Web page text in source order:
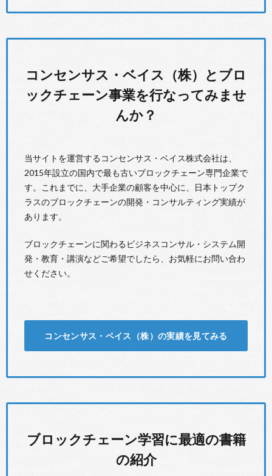
コンセンサス・ベイス（株）とブロ
ックチェーン事業を行なってみませ
んか？
当サイトを運営するコンセンサス・ベイス株式会社は、
2015年設立の国内で最も古いブロックチェーン専門企業で
す。これまでに、大手企業の顧客を中心に、日本トップク
ラスのブロックチェーンの開発・コンサルティング実績が
あります。
ブロックチェーンに関わるビジネスコンサル・システム開
発・教育・講演などご希望でしたら、お気軽にお問い合わ
せください。
コンセンサス・ベイス（株）の実績を見てみる
ブロックチェーン学習に最適の書籍
の紹介